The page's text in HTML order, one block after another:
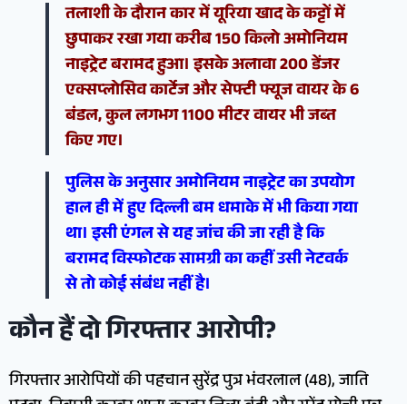
तलाशी के दौरान कार में यूरिया खाद के कट्टों में
छुपाकर रखा गया करीब 150 किलो अमोनियम
नाइट्रेट बरामद हुआ। इसके अलावा 200 डेंजर
एक्सप्लोसिव कार्टेज और सेफ्टी फ्यूज वायर के 6
बंडल, कुल लगभग 1100 मीटर वायर भी जब्त
किए गए।
पुलिस के अनुसार अमोनियम नाइट्रेट का उपयोग
हाल ही में हुए दिल्ली बम धमाके में भी किया गया
था। इसी एंगल से यह जांच की जा रही है कि
बरामद विस्फोटक सामग्री का कहीं उसी नेटवर्क
से तो कोई संबंध नहीं है।
कौन हैं दो गिरफ्तार आरोपी?
गिरफ्तार आरोपियों की पहचान सुरेंद्र पुत्र भंवरलाल (48), जाति